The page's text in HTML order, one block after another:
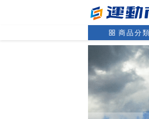
商品分類